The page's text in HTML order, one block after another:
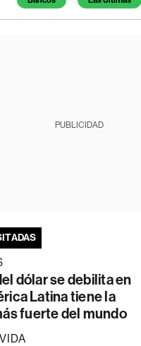
PUBLICIDAD
dólar se debilita en
Latina tiene la
fuerte del mundo